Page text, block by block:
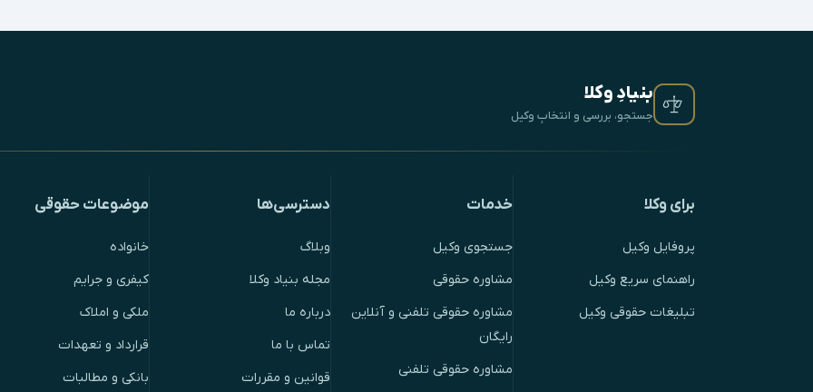
بنیادِ وکلا
جستجو، بررسی و انتخابِ وکیل
برای وکلا
پروفایل وکیل
راهنمای سریع وکیل
تبلیغات حقوقی وکیل
خدمات
جستجوی وکیل
مشاوره حقوقی
مشاوره حقوقی تلفنی و آنلاین
رایگان
مشاوره حقوقی تلفنی
دسترسی‌ها
وبلاگ
مجله بنیاد وکلا
درباره ما
تماس با ما
قوانین و مقررات
موضوعات حقوقی
خانواده
کیفری و جرایم
ملکی و املاک
قرارداد و تعهدات
بانکی و مطالبات